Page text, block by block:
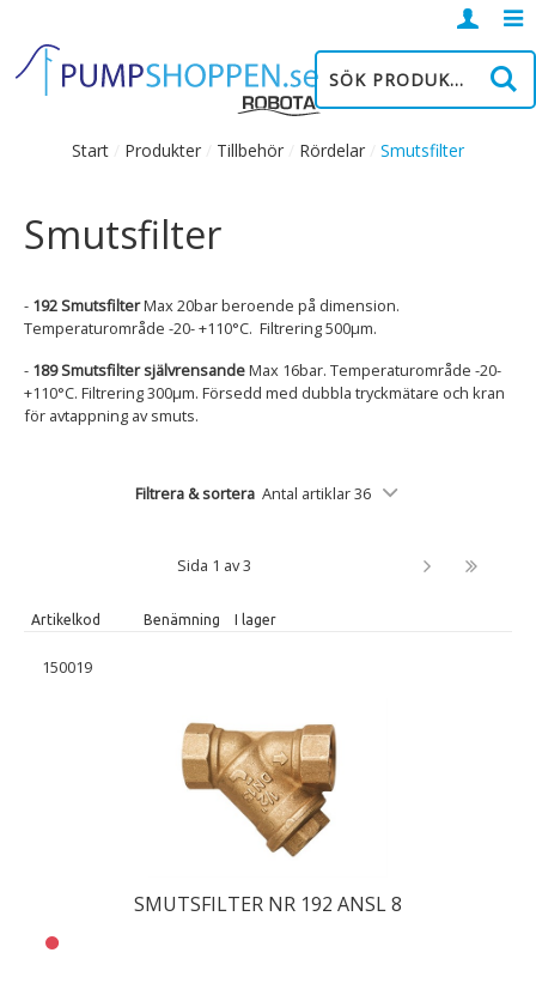
Start Produkter Tillbehör Rördelar Smutsfilter
Smutsfilter
- 192 SmutsfilterMax 20bar beroende på dimension.
Temperaturområde -20- +110°C. Filtrering 500µm.
- 189 Smutsfilter självrensandeMax 16bar. Temperaturområde -20-
+110°C. Filtrering 300µm. Försedd med dubbla tryckmätare och kran
för avtappning av smuts.
Filtrera & sortera Antal artiklar 36
Sida 1 av 3
Artikelkod Benämning I lager
150019
SMUTSFILTER NR 192 ANSL 8